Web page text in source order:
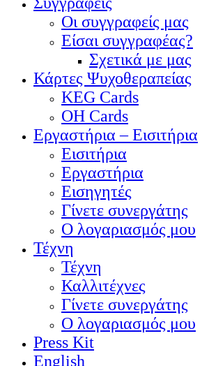
Οι συγγραφείς μας
Είσαι συγγραφέας?
Σχετικά με μας
Κάρτες Ψυχοθεραπείας
KEG Cards
OH Cards
Εργαστήρια – Εισιτήρια
Εισιτήρια
Εργαστήρια
Εισηγητές
Γίνετε συνεργάτης
Ο λογαριασμός μου
Τέχνη
Τέχνη
Καλλιτέχνες
Γίνετε συνεργάτης
Ο λογαριασμός μου
Press Kit
English